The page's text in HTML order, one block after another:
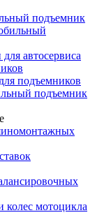
подъемник
автосервиса
подъемников
подъемник
колес мотоцикла